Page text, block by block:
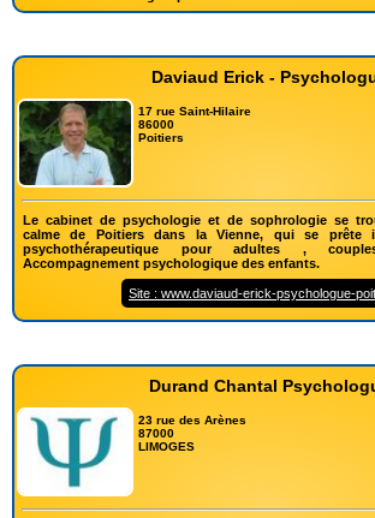
Daviaud Erick -
17 rue Saint-Hilaire
86000
Poitiers
Le cabinet de psychologie et de sophrologie se
calme de Poitiers dans la Vienne, qui se prête
psychothérapeutique pour adultes ,
Accompagnement psychologique des enfants.
Site : www.daviaud-erick-psychologue-
Durand Chantal
23 rue des Arènes
87000
LIMOGES